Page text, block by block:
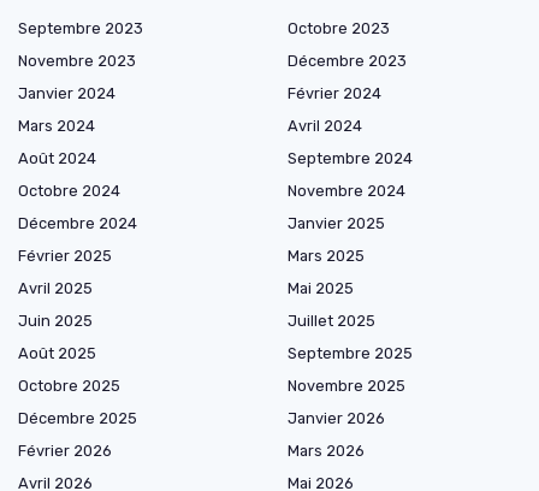
Septembre 2023
Octobre 2023
Novembre 2023
Décembre 2023
Janvier 2024
Février 2024
Mars 2024
Avril 2024
Août 2024
Septembre 2024
Octobre 2024
Novembre 2024
Décembre 2024
Janvier 2025
Février 2025
Mars 2025
Avril 2025
Mai 2025
Juin 2025
Juillet 2025
Août 2025
Septembre 2025
Octobre 2025
Novembre 2025
Décembre 2025
Janvier 2026
Février 2026
Mars 2026
Avril 2026
Mai 2026